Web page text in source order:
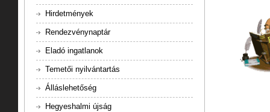
Hirdetmények
Rendezvénynaptár
Eladó ingatlanok
Temetői nyilvántartás
Álláslehetőség
Hegyeshalmi újság